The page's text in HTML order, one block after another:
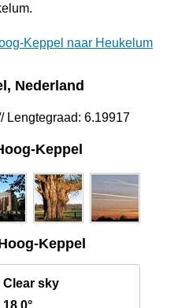
Keppel naar Heukelum
Nederland
Lengtegraad: 6.19917
Keppel
Keppel
Clear sky